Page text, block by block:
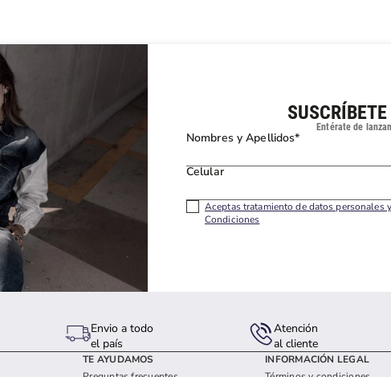
Entérate de
Nombres y Apellidos*
Celular
Aceptas tratamiento de datos personales
Condiciones
Envio a todo
el país
Atención
al cliente
TE AYUDAMOS
INFORMACIÓN LEGAL